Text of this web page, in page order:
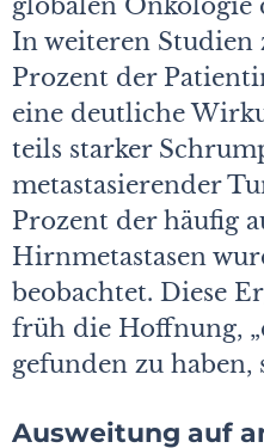
globalen Onkologie
In weiteren Studien
Prozent der
eine deutliche
teils starker
metastasierender
Prozent der häufig
Hirnmetastasen
beobachtet. Diese
früh die Hoffnung,
gefunden zu haben,
Ausweitung auf